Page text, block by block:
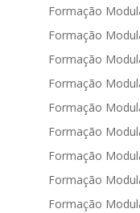
Formação
Formação
Formação
Formação
Formação
Formação
Formação
Formação
Formação